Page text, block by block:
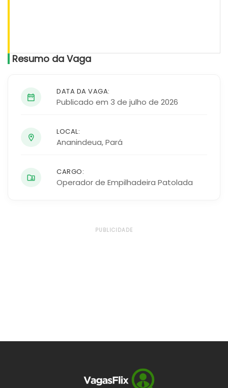
Resumo da Vaga
DATA DA VAGA:
Publicado em 3 de julho de 2026
LOCAL:
Ananindeua,Pará
CARGO:
Operador de Empilhadeira Patolada
PUBLICIDADE